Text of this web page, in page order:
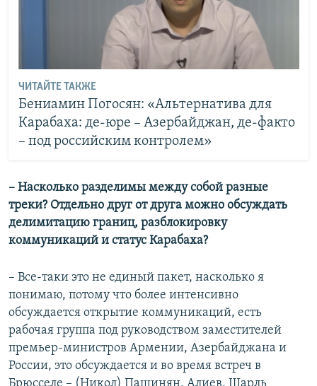
ЧИТАЙТЕ ТАКЖЕ
Бениамин Погосян: «Альтернатива для
Карабаха: де-юре – Азербайджан, де-факто
– под российским контролем»
– Насколько разделимы между собой разные
треки? Отдельно друг от друга можно обсуждать
делимитацию границ, разблокировку
коммуникаций и статус Карабаха?
– Все-таки это не единый пакет, насколько я
понимаю, потому что более интенсивно
обсуждается открытие коммуникаций, есть
рабочая группа под руководством заместителей
премьер-министров Армении, Азербайджана и
России, это обсуждается и во время встреч в